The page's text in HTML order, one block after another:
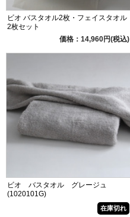
ビオ バスタオル2枚・フェイスタオル
2枚セット
価格：14,960円(税込)
ビオ バスタオル グレージュ
(1020101G)
在庫切れ